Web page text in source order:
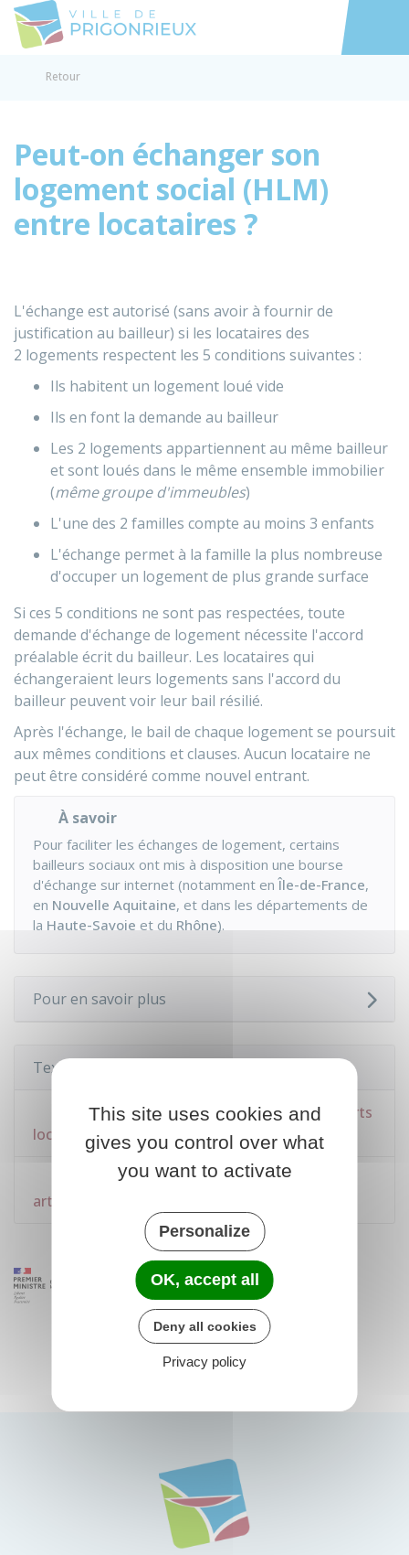
Accéder
Retour
Peut-on échanger son
logement social (HLM)
entre locataires ?
L'échange est autorisé (sans avoir à fournir de
justification au bailleur) si les locataires des
2 logements respectent les 5 conditions suivantes :
Ils habitent un logement loué vide
Ils en font la demande au bailleur
Les 2 logements appartiennent au même bailleur
et sont loués dans le même ensemble immobilier
(même groupe d'immeubles)
L'une des 2 familles compte au moins 3 enfants
L'échange permet à la famille la plus nombreuse
d'occuper un logement de plus grande surface
Si ces 5 conditions ne sont pas respectées, toute
demande d'échange de logement nécessite l'accord
préalable écrit du bailleur. Les locataires qui
échangeraient leurs logements sans l'accord du
bailleur peuvent voir leur bail résilié.
Après l'échange, le bail de chaque logement se poursuit
aux mêmes conditions et clauses. Aucun locataire ne
peut être considéré comme nouvel entrant.
À savoir
Pour faciliter les échanges de logement, certains
bailleurs sociaux ont mis à disposition une bourse
d'échange sur internet (notamment enÎle-de-France,
en Nouvelle Aquitaine, et dans les départements de
la Haute-Savoie et du Rhône).
Pour en savoir plus
Textes de référence
Loi n°89-462 du 6 juillet 1989 sur les rapports
locatifs : article 9
Code de la construction et de l'habitation :
article L442-3-5
This site uses cookies and
gives you control over what
you want to activate
Personalize
OK, accept all
Deny all cookies
Privacy policy